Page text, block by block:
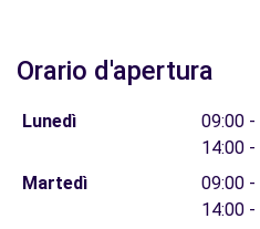
Orario d'apertura
Lunedì
09:00 -
14:00 -
Martedì
09:00 -
14:00 -